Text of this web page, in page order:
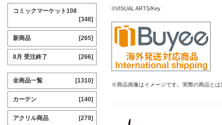
©VISUAL ARTS/Key
※商品画像はイメージです。実際の商品と
コミックマーケット108
[348]
新商品 [265]
8月 受注終了 [266]
全商品一覧 [1310]
カーテン [140]
アクリル商品 [279]